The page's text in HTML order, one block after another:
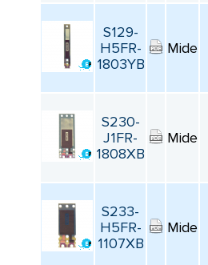
S129-
H5FR-
1803YB
Mide
S230-
J1FR-
1808XB
Mide
S233-
H5FR-
1107XB
Mide